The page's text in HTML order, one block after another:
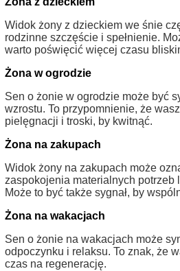
Widok żony z dzieckiem we śnie
rodzinne szczęście i spełnienie.
warto poświęcić więcej czasu
Żona w ogrodzie
Sen o żonie w ogrodzie może być
wzrostu. To przypomnienie, że
pielęgnacji i troski, by kwitnąć.
Żona na zakupach
Widok żony na zakupach może
zaspokojenia materialnych potrzeb
Może to być także sygnał, by
Żona na wakacjach
Sen o żonie na wakacjach może
odpoczynku i relaksu. To znak, że
czas na regenerację.